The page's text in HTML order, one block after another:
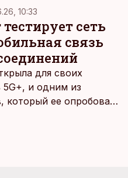
подоходного
по старости,
10:33
сеть
связь
для своих
5G+, и одним из
который ее опробовал,